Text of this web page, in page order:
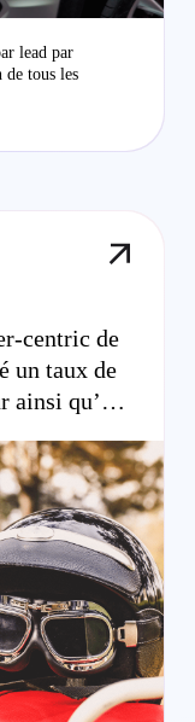
lead par
de tous les
centric de
un taux de
ainsi qu’un